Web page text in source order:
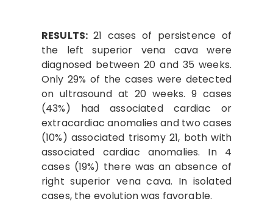
RESULTS: 21 cases of persistence of
the left superior vena cava were
diagnosed between 20 and 35 weeks.
Only 29% of the cases were detected
on ultrasound at 20 weeks. 9 cases
(43%) had associated cardiac or
extracardiac anomalies and two cases
(10%) associated trisomy 21, both with
associated cardiac anomalies. In 4
cases (19%) there was an absence of
right superior vena cava. In isolated
cases, the evolution was favorable.